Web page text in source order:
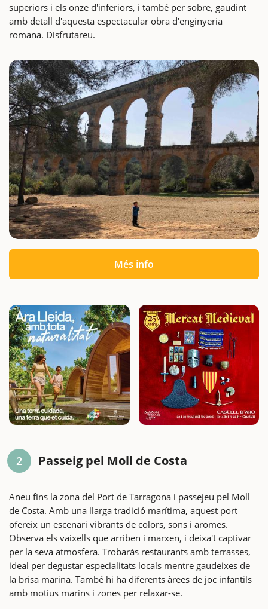
superiors i els onze d'inferiors, i també per sobre, gaudint
amb detall d'aquesta espectacular obra d'enginyeria
romana. Disfrutareu.
Més info
2 Passeig pel Moll de Costa
Aneu fins la zona del Port de Tarragona i passejeu pel Moll
de Costa. Amb una llarga tradició marítima, aquest port
ofereix un escenari vibrants de colors, sons i aromes.
Observa els vaixells que arriben i marxen, i deixa't captivar
per la seva atmosfera. Trobaràs restaurants amb terrasses,
ideal per degustar especialitats locals mentre gaudeixes de
la brisa marina. També hi ha diferents àrees de joc infantils
amb motius marins i zones per relaxar-se.